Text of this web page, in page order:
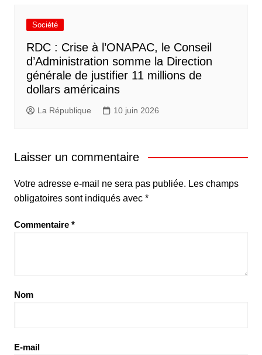
Société
RDC : Crise à l’ONAPAC, le Conseil
d’Administration somme la Direction
générale de justifier 11 millions de
dollars américains
La République 10 juin 2026
Laisser un commentaire
Votre adresse e-mail ne sera pas publiée. Les champs
obligatoires sont indiqués avec *
Commentaire *
Nom
E-mail